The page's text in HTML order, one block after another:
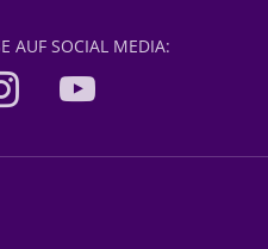
AUF SOCIAL MEDIA: